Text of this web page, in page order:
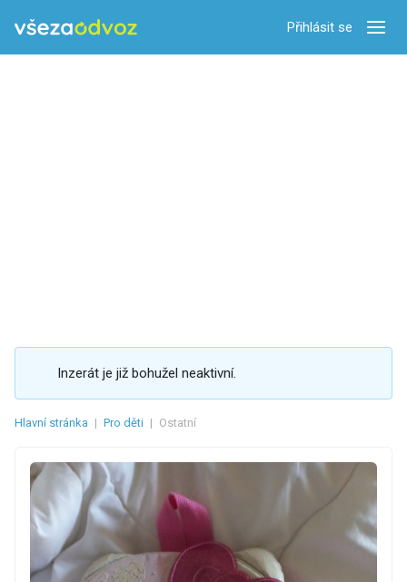
Přihlásit se
Inzerát je již bohužel neaktivní.
Hlavní stránka | Pro děti | Ostatní